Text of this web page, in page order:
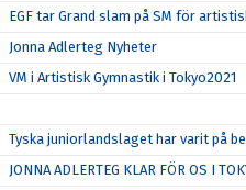
EGF tar Grand slam på SM för
Jonna Adlerteg Nyheter
VM i Artistisk Gymnastik i Tokyo2021
Tyska juniorlandslaget har varit på
JONNA ADLERTEG KLAR FÖR OS I